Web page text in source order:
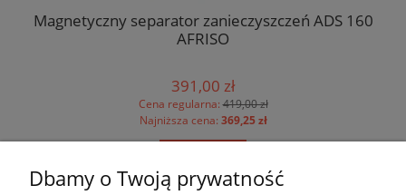
Magnetyczny separator zanieczyszczeń ADS 160
AFRISO
391,00 zł
Cena regularna:419,00 zł
Najniższa cena: 369,25 zł
Dbamy o Twoją prywatność